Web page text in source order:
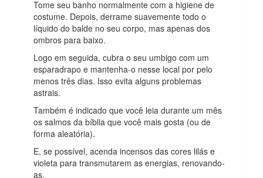
Tome seu banho normalmente com a higiene de
costume. Depois, derrame suavemente todo o
líquido do balde no seu corpo, mas apenas dos
ombros para baixo.
Logo em seguida, cubra o seu umbigo com um
esparadrapo e mantenha-o nesse local por pelo
menos três dias. Isso evita alguns problemas
astrais.
Também é indicado que você leia durante um mês
os salmos da bíblia que você mais gosta (ou de
forma aleatória).
E, se possível, acenda incensos das cores lilás e
violeta para transmutarem as energias, renovando-
as.